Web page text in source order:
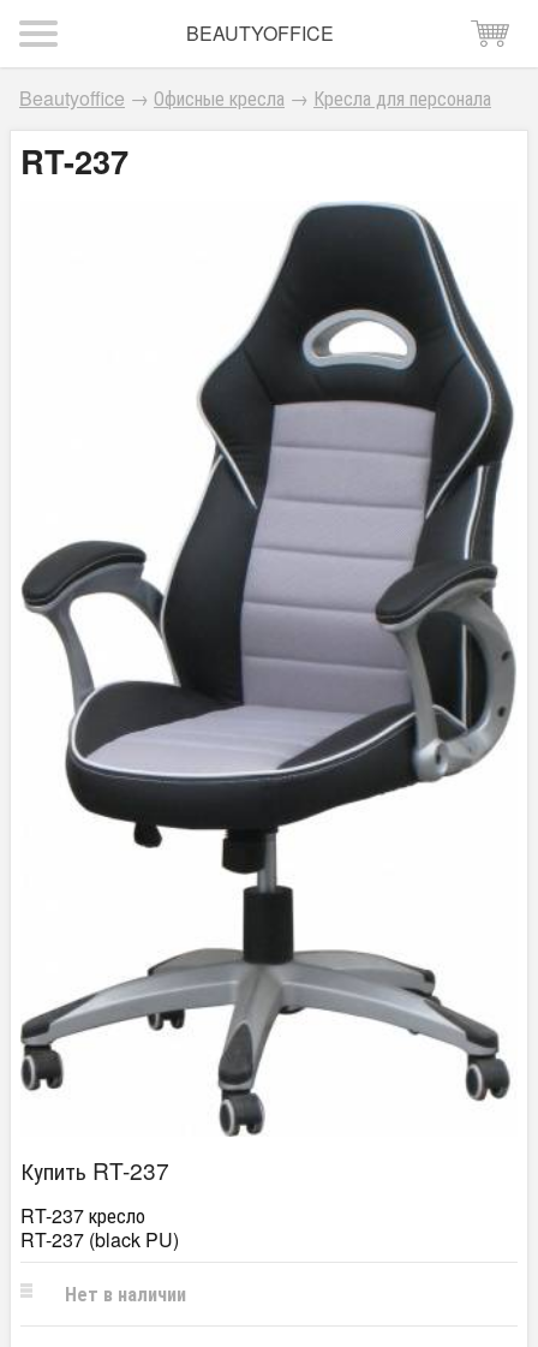
BEAUTYOFFICE
Beautyoffice → Офисные кресла → Кресла для персонала
RT-237
Купить RT-237
RT-237 кресло
RT-237 (black PU)
Нет в наличии